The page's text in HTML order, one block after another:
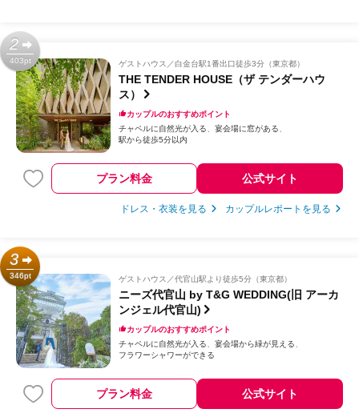
2
403pt ゲストハウス 白金台駅1番出口徒歩3分（東京都）
THE TENDER HOUSE（ザ テンダーハウ
ス）
カップルのおすすめポイント
チャペルに自然光が入る
宴会場に窓がある
駅から徒歩5分以内
プラン料金 公式サイト
ドレス・衣装を見る カップルレポートを見る
3
346pt ゲストハウス 代官山駅より徒歩5分（東京都）
ニーズ代官山 by T&G WEDDING(旧 アーカ
ンジェル代官山)
カップルのおすすめポイント
チャペルに自然光が入る
宴会場から緑が見える
フラワーシャワーができる
プラン料金 公式サイト